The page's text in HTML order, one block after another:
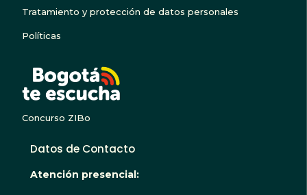
Tratamiento y protección de datos personales
Políticas
Concurso ZIBo
Datos de Contacto
Atención presencial: